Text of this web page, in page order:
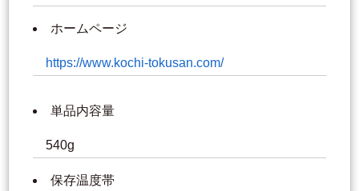
ホームページ
https://www.kochi-tokusan.com/
単品内容量
540g
保存温度帯